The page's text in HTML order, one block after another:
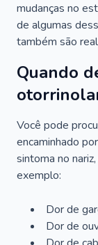
mudanças no
de algumas
também são
Quando
Você pode
encaminhado
sintoma no
exemplo:
Dor de
Dor de